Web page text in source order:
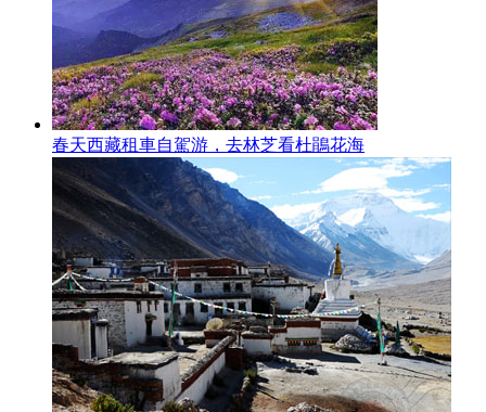
春天西藏租車自駕游，去林芝看杜鵑花海